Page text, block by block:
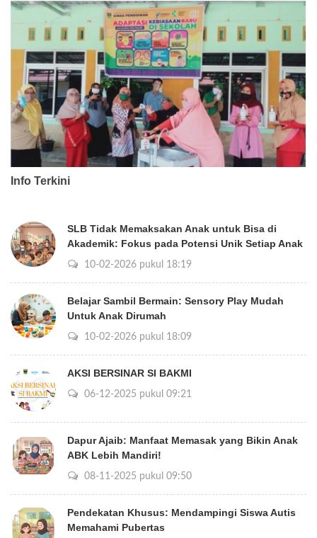
Info Terkini
SLB Tidak Memaksakan Anak untuk Bisa di
Akademik: Fokus pada Potensi Unik Setiap Anak
10-02-2026 pukul 18:19
Belajar Sambil Bermain: Sensory Play Mudah
Untuk Anak Dirumah
10-02-2026 pukul 18:09
AKSI BERSINAR SI BAKMI
06-12-2025 pukul 09:21
Dapur Ajaib: Manfaat Memasak yang Bikin Anak
ABK Lebih Mandiri!
08-11-2025 pukul 09:50
Pendekatan Khusus: Mendampingi Siswa Autis
Memahami Pubertas